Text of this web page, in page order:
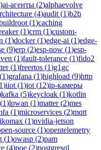
)ai-агенты (2)alphaevolve
(4)audit (1)b2b
(1)caching
(1)crm (1)custom-
(1)docker(1)edge-ai (1)edge-
(9)erp (2)esp-now (1)esp-
(1)fault-tolerance (1)fido2
(1)freertos (1)g1gc
(1)grafana (1)highload (9)http
1)iiot (1)iot (12)ip-камеры
kafka (5)keycloak (1)kotlin
(1)lpwan (1)matter(2)mes
(1)microservices (2)mqtt
(1)nvidia-jetson
source (1)opentelemetry
(1)owasp (2)pam
(4)poe (2)postgresql